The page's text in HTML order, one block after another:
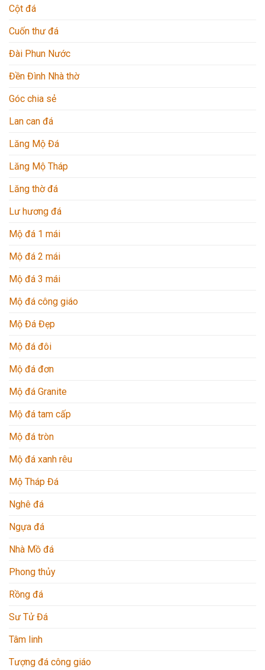
Cột đá
Cuốn thư đá
Đài Phun Nước
Đền Đình Nhà thờ
Góc chia sẻ
Lan can đá
Lăng Mộ Đá
Lăng Mộ Tháp
Lăng thờ đá
Lư hương đá
Mộ đá 1 mái
Mộ đá 2 mái
Mộ đá 3 mái
Mộ đá công giáo
Mộ Đá Đẹp
Mộ đá đôi
Mộ đá đơn
Mộ đá Granite
Mộ đá tam cấp
Mộ đá tròn
Mộ đá xanh rêu
Mộ Tháp Đá
Nghê đá
Ngựa đá
Nhà Mồ đá
Phong thủy
Rồng đá
Sư Tử Đá
Tâm linh
Tượng đá công giáo